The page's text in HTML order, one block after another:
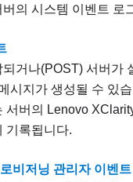
의 시스템 이벤트 로
거나(POST) 서버가
시지가 생성될 수 있
서버의
Lenovo
기록됩니다.
비저닝 관리자 이벤트